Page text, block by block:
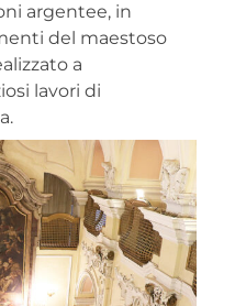
argentee, in
del maestoso
a
lavori di